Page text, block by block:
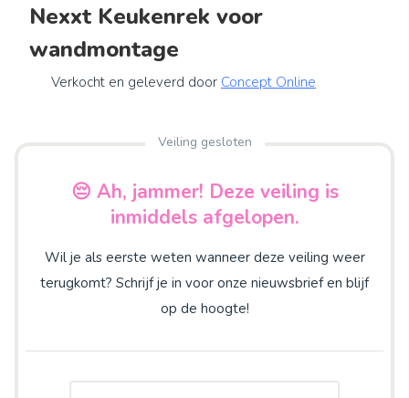
Nexxt Keukenrek voor
wandmontage
Verkocht en geleverd door Concept Online
Veiling gesloten
😔 Ah, jammer! Deze veiling is
inmiddels afgelopen.
Wil je als eerste weten wanneer deze veiling weer
terugkomt? Schrijf je in voor onze nieuwsbrief en blijf
op de hoogte!